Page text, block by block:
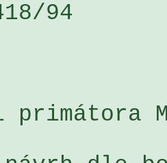
primátora